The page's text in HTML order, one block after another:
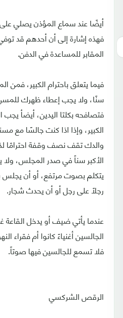
أيضًا عند سماع المؤذن يصلي
فهذه إشارة إلى أن أحدهم قد
المقابر للمساعدة في الدفن.
فيما يتعلق باحترام الكبير، فمن
سنًا، ولا يجب إعطاء ظهرك للمسن
فتصافحه بكلتا اليدين، أيضأ يجب
الكبير، وإذا اذا كنت جالسًا
والدك تقف نصف وقفة احترامًا
الأكبر سناً في صدر المجلس،
يتكلم بصوت مرتفع، أو أن يجلس
رجلًا على رجل أو أن يحدث شجار.
عندما يأتي ضيف أو يدخل
الجالسين أغنياءً كانوا أم فقراء
فلا تسمع للجالسين فيها صوتاً.
الرقص الشركسي